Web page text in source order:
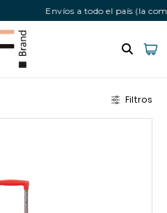
Envíos a todo el país (la
Filtros